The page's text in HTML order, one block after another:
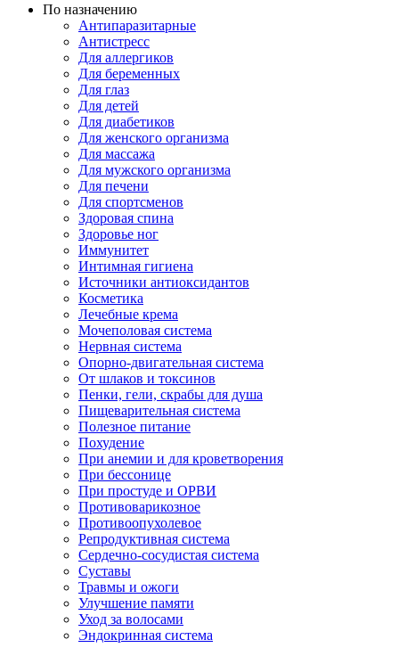
По назначению
Антипаразитарные
Антистресс
Для аллергиков
Для беременных
Для глаз
Для детей
Для диабетиков
Для женского организма
Для массажа
Для мужского организма
Для печени
Для спортсменов
Здоровая спина
Здоровье ног
Иммунитет
Интимная гигиена
Источники антиоксидантов
Косметика
Лечебные крема
Мочеполовая система
Нервная система
Опорно-двигательная система
От шлаков и токсинов
Пенки, гели, скрабы для душа
Пищеварительная система
Полезное питание
Похудение
При анемии и для кроветворения
При бессонице
При простуде и ОРВИ
Противоварикозное
Противоопухолевое
Репродуктивная система
Сердечно-сосудистая система
Суставы
Травмы и ожоги
Улучшение памяти
Уход за волосами
Эндокринная система